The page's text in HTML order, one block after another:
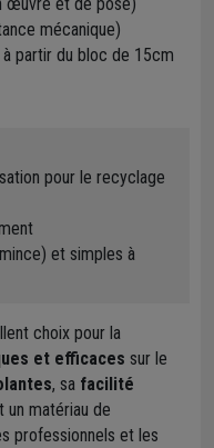
œuvre et de pose)
mécanique)
à partir du bloc de 15cm
pour le recyclage
et simples à
choix pour la
et efficaces sur le
, sa facilité
un matériau de
professionnels et les